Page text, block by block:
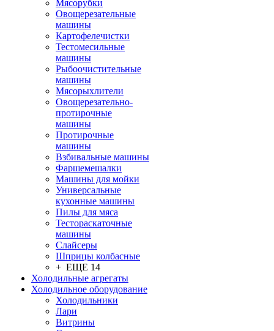
Мясорубки
Овощерезательные
машины
Картофелечистки
Тестомесильные
машины
Рыбоочистительные
машины
Мясорыхлители
Овощерезательно-
протирочные
машины
Протирочные
машины
Взбивальные машины
Фаршемешалки
Машины для мойки
Универсальные
кухонные машины
Пилы для мяса
Тестораскаточные
машины
Слайсеры
Шприцы колбасные
+ ЕЩЕ 14
Холодильные агрегаты
Холодильное оборудование
Холодильники
Лари
Витрины